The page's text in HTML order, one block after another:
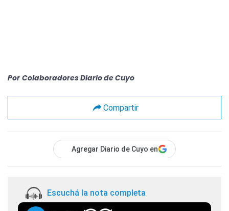
Por Colaboradores Diario de Cuyo
Compartir
Agregar Diario de Cuyo en
Escuchá la nota completa